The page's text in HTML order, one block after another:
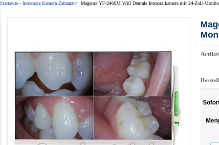
Startseite - Intraorale Kamera Zahnarzt> Magenta YF-2400M Wifi Dentale Intraoralkamera mit 24-Zoll-